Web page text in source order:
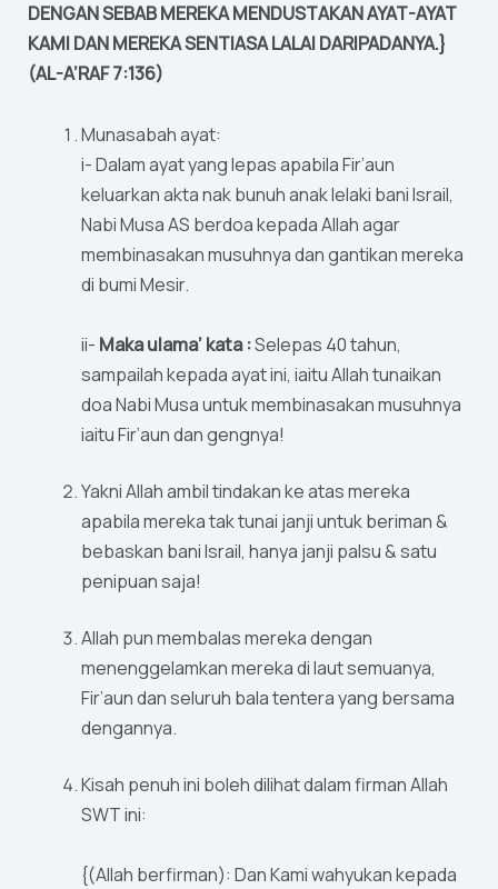
DENGAN SEBAB MEREKA MENDUSTAKAN AYAT-AYAT
KAMI DAN MEREKA SENTIASA LALAI DARIPADANYA.}
(AL-A’RAF 7:136)
Munasabah ayat:
i- Dalam ayat yang lepas apabila Fir’aun
keluarkan akta nak bunuh anak lelaki bani Israil,
Nabi Musa AS berdoa kepada Allah agar
membinasakan musuhnya dan gantikan mereka
di bumi Mesir.
ii- Maka ulama’ kata :Selepas 40 tahun,
sampailah kepada ayat ini, iaitu Allah tunaikan
doa Nabi Musa untuk membinasakan musuhnya
iaitu Fir’aun dan gengnya!
Yakni Allah ambil tindakan ke atas mereka
apabila mereka tak tunai janji untuk beriman &
bebaskan bani Israil, hanya janji palsu & satu
penipuan saja!
Allah pun membalas mereka dengan
menenggelamkan mereka di laut semuanya,
Fir’aun dan seluruh bala tentera yang bersama
dengannya.
Kisah penuh ini boleh dilihat dalam firman Allah
SWT ini:
{(Allah berfirman): Dan Kami wahyukan kepada